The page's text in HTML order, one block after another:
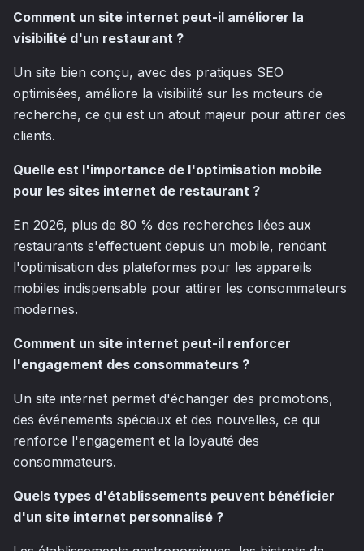
Comment un site internet peut-il améliorer la
visibilité d'un restaurant ?
Un site bien conçu, avec des pratiques SEO
optimisées, améliore la visibilité sur les moteurs de
recherche, ce qui est un atout majeur pour attirer des
clients.
Quelle est l'importance de l'optimisation mobile
pour les sites internet de restaurant ?
En 2026, plus de 80 % des recherches liées aux
restaurants s'effectuent depuis un mobile, rendant
l'optimisation des plateformes pour les appareils
mobiles indispensable pour attirer les consommateurs
modernes.
Comment un site internet peut-il renforcer
l'engagement des consommateurs ?
Un site internet permet d'échanger des promotions,
des événements spéciaux et des nouvelles, ce qui
renforce l'engagement et la loyauté des
consommateurs.
Quels types d'établissements peuvent bénéficier
d'un site internet personnalisé ?